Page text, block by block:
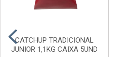
CATCHUP TRADICIONAL
JUNIOR 1,1KG CAIXA 5UND